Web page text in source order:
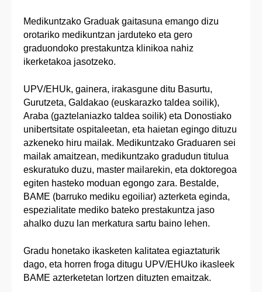
Medikuntzako Graduak gaitasuna emango dizu
orotariko medikuntzan jarduteko eta gero
graduondoko prestakuntza klinikoa nahiz
ikerketakoa jasotzeko.
UPV/EHUk, gainera, irakasgune ditu Basurtu,
Gurutzeta, Galdakao (euskarazko taldea soilik),
Araba (gaztelaniazko taldea soilik) eta Donostiako
unibertsitate ospitaleetan, eta haietan egingo dituzu
azkeneko hiru mailak. Medikuntzako Graduaren sei
mailak amaitzean, medikuntzako gradudun titulua
eskuratuko duzu, master mailarekin, eta doktoregoa
egiten hasteko moduan egongo zara. Bestalde,
BAME (barruko mediku egoiliar) azterketa eginda,
espezialitate mediko bateko prestakuntza jaso
ahalko duzu lan merkatura sartu baino lehen.
Gradu honetako ikasketen kalitatea egiaztaturik
dago, eta horren froga ditugu UPV/EHUko ikasleek
BAME azterketetan lortzen dituzten emaitzak.